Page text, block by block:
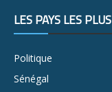
LES PAYS LES
Politique
Sénégal